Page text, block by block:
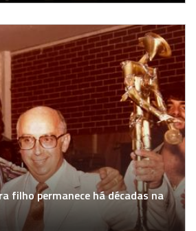
filho permanece há décadas na